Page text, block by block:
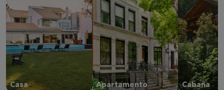
Casa Apartamento Cabaña